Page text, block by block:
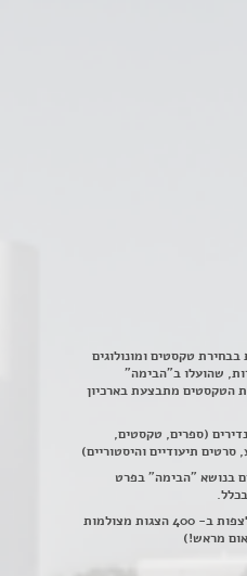
בבחירת טקסטים ומונולוגים
מ – 3500 מחזות, שהועלו ב"הבימה"
הטקסטים מתבצעת בארכיון
(ספרים, טקסטים,
תיעודיים והיסטוריים)
בנושא "הבימה" בפרט
.
חדר הצפייה מרווח ובו ניתן לצפות ב- 400 הצגות מצולמות
מראש!)